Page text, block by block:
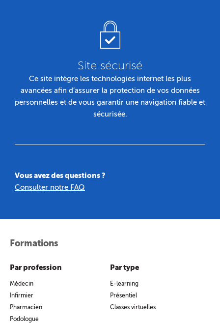
Site sécurisé
Ce site intègre les technologies internet les plus
avancées afin d’assurer la protection de vos données
personnelles et de vous garantir une navigation fiable et
sécurisée.
Vous avez des questions ?
Consulter notre FAQ
Formations
Par profession
Médecin
Infirmier
Pharmacien
Podologue
Par type
E-learning
Présentiel
Classes virtuelles